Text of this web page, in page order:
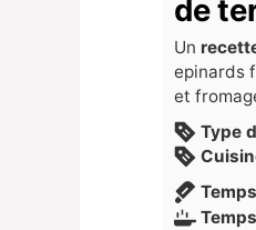
de
Un
epinards
et
Type